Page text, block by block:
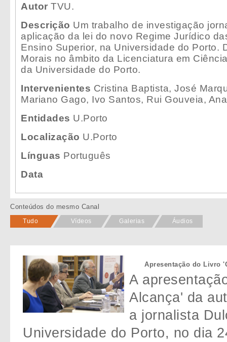
Autor TVU.
Descrição Um trabalho de investigação
aplicação da lei do novo Regime Jurídico
Ensino Superior, na Universidade do Porto.
Morais no âmbito da Licenciatura em
da Universidade do Porto.
Intervenientes Cristina Baptista, José
Mariano Gago, Ivo Santos, Rui Gouveia,
Entidades U.Porto
Localização U.Porto
Línguas Português
Data
Conteúdos do mesmo Canal
Tudo Vídeos Galerias Áudios
Apresentação do Livro
A
Alcança' da
a jornalista
Universidade do Porto, no dia